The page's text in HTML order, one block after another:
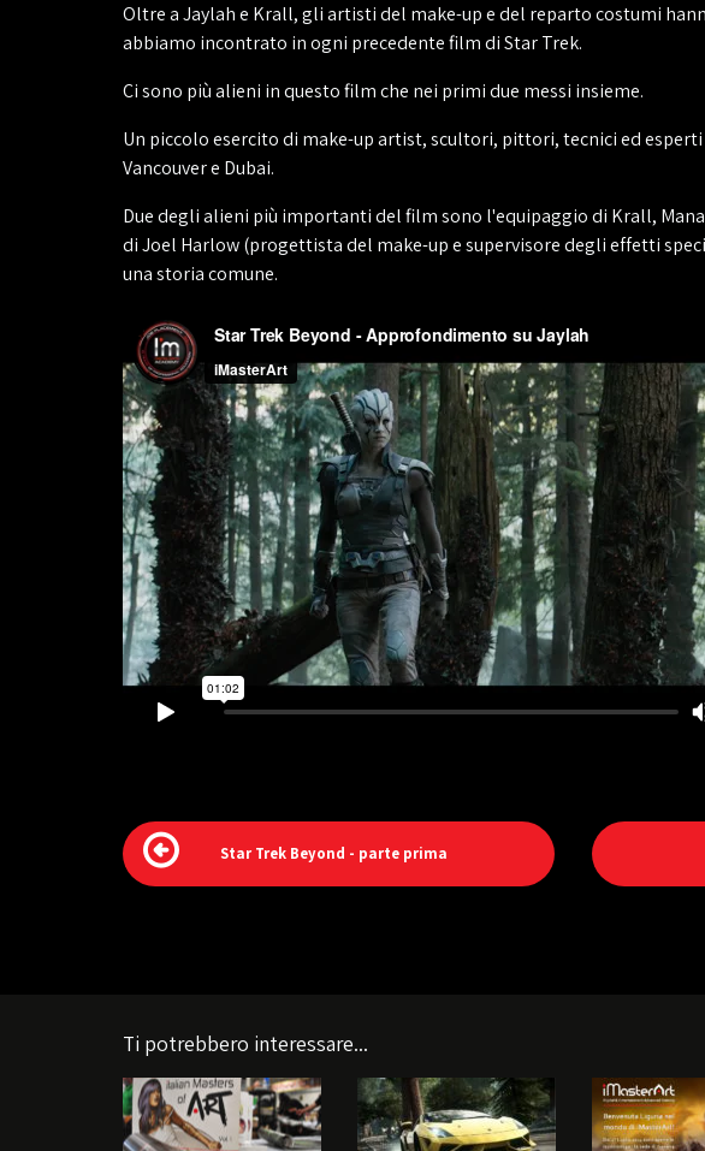
Oltre a Jaylah e Krall, gli artisti del make-up e del reparto costumi
abbiamo incontrato in ogni precedente film di Star Trek.
Ci sono più alieni in questo film che nei primi due messi insieme.
Un piccolo esercito di make-up artist, scultori, pittori, tecnici ed
Vancouver e Dubai.
Due degli alieni più importanti del film sono l'equipaggio di Krall,
di Joel Harlow (progettista del make-up e supervisore degli effetti
una storia comune.
Star Trek Beyond - parte prima
Ti potrebbero interessare...